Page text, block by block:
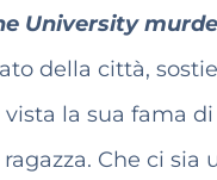
University
della città,
la sua fama
Che ci sia